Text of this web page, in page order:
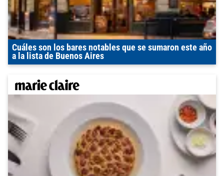
Cuáles son los bares notables que se sumaron este año
a la lista de Buenos Aires